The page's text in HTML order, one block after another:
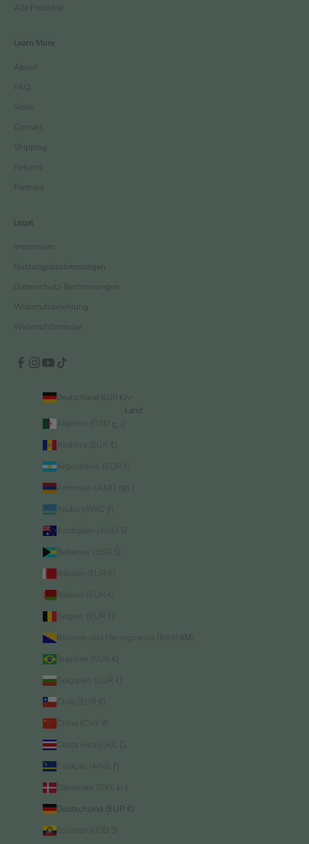
Alle Produkte
Learn More
About
FAQ
Store
Contact
Shipping
Returns
Partners
Legal
Impressum
Nutzungsbestimmungen
Datenschutz-Bestimmungen
Widerrufsbelehrung
Widerrufsformular
Deutschland (EUR €)
Land
Andorra (EUR €)
Argentinien (EUR €)
Armenien (AMD դր.)
Aruba (AWG ƒ)
Australien (AUD $)
Bahamas (BSD $)
Bahrain (EUR €)
Belarus (EUR €)
Belgien (EUR €)
Bosnien und Herzegowina (BAM КМ)
Brasilien (EUR €)
Bulgarien (EUR €)
Chile (EUR €)
China (CNY ¥)
Costa Rica (CRC ₡)
Curaçao (ANG ƒ)
Dänemark (DKK kr.)
Deutschland (EUR €)
Ecuador (USD $)